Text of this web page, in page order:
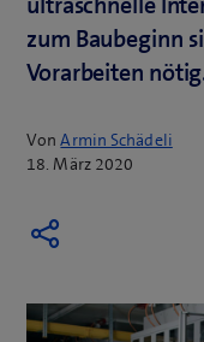
zum Baubeginn
Vorarbeiten
VonArmin Schädeli
18. März 2020